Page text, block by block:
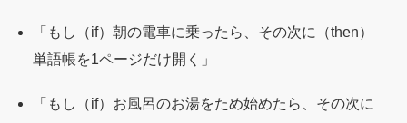
「もし（if）朝の電車に乗ったら、その次に（then）
単語帳を1ページだけ開く」
「もし（if）お風呂のお湯をため始めたら、その次に